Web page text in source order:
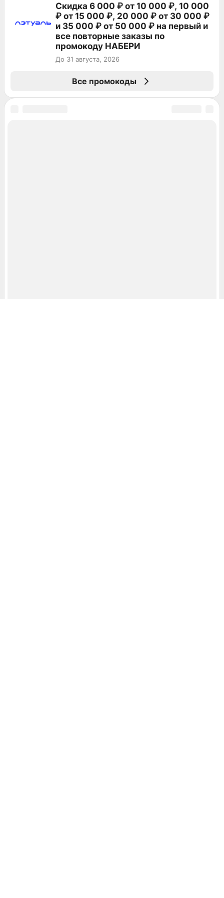
Скидка 6 000 ₽ от 10 000 ₽, 10 000
₽ от 15 000 ₽, 20 000 ₽ от 30 000 ₽
и 35 000 ₽ от 50 000 ₽ на первый и
все повторные заказы по
промокоду НАБЕРИ
До 31 августа, 2026
Все промокоды